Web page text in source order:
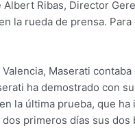
Albert Ribas, Director
la rueda de prensa.
Valencia, Maserati
ha demostrado con
la última prueba, que
primeros días sus